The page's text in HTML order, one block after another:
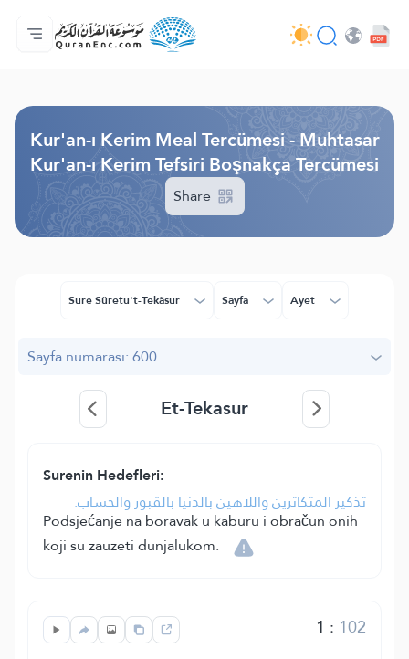
Anasayfa
Mealler Fihristi
Audio
Geliştirici Hizmetleri - API
Proje Hakkında
Biz bilen hab
Geçerli dil
Kur'an-ı Kerim Meal Tercümesi - Muhtasar
Kur'an-ı Kerim Tefsiri Boşnakça Tercümesi
Share
Sure Sûretu't-Tekâsur Sayfa Ayet
Sayfa numarası: 600
Et-Tekasur
Surenin Hedefleri:
تذكير المتكاثرين واللاهين بالدنيا بالقبور والحساب.
Podsjećanje na boravak u kaburu i obračun onih
koji su zauzeti dunjalukom.
1 : 102